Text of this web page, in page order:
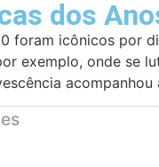
dos
foram icônicos por
exemplo, onde se
acompanhou